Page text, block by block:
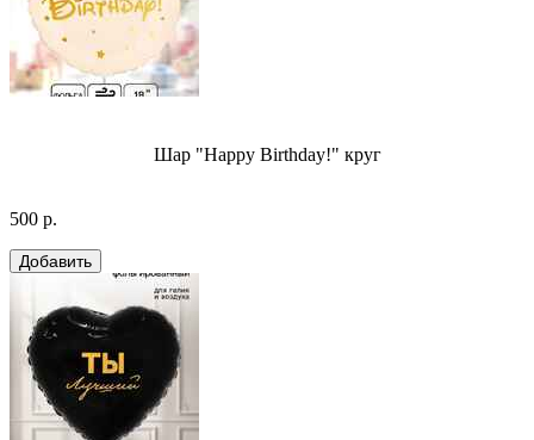
Шар "Happy Birthday!" круг
500 р.